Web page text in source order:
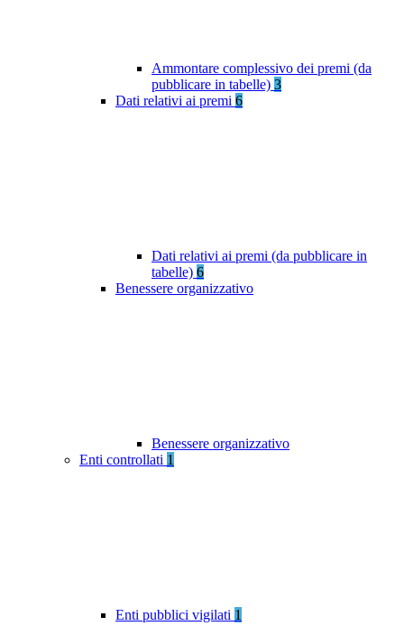
Ammontare complessivo dei premi (da
pubblicare in tabelle) 3
Dati relativi ai premi 6
Dati relativi ai premi (da pubblicare in
tabelle) 6
Benessere organizzativo
Benessere organizzativo
Enti controllati 1
Enti pubblici vigilati 1